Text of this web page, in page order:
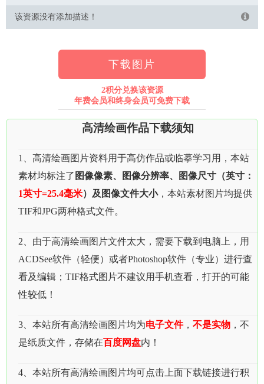
该资源没有添加描述！
下载图片
2积分兑换该资源
年费会员和终身会员可免费下载
高清绘画作品下载须知
1、高清绘画图片资料用于高仿作品或临摹学习用，本站
素材均标注了 图像像素、图像分辨率、图像尺寸（英寸：
1英寸=25.4毫米）及图像文件大小，本站素材图片均提供
TIF和JPG两种格式文件。
2、由于高清绘画图片文件太大，需要下载到电脑上，用
ACDSee软件（轻便）或者Photoshop软件（专业）进行查
看及编辑；TIF格式图片不建议用手机查看，打开的可能
性较低！
3、本站所有高清绘画图片均为电子文件， 不是实物 ，不
是纸质文件，存储在百度网盘内！
4、本站所有高清绘画图片均可点击上面下载链接进行积